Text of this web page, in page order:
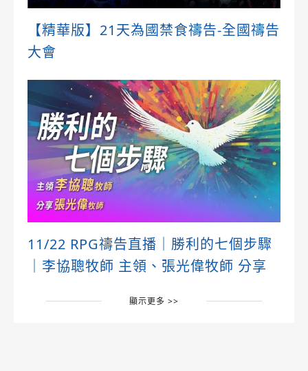
【精華版】21天為國禁食禱告-全國禱告
大會
11/22 RPG禱告直播｜勝利的七個步驟
｜李協聰牧師 主領、張光偉牧師 分享
顯示更多 >>